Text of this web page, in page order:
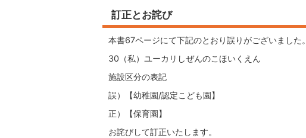
訂正とお詫び
本書67ページにて下記のとおり誤りがございました。
30（私）ユーカリしぜんのこほいくえん
施設区分の表記
誤）【幼稚園/認定こども園】
正）【保育園】
お詫びして訂正いたします。